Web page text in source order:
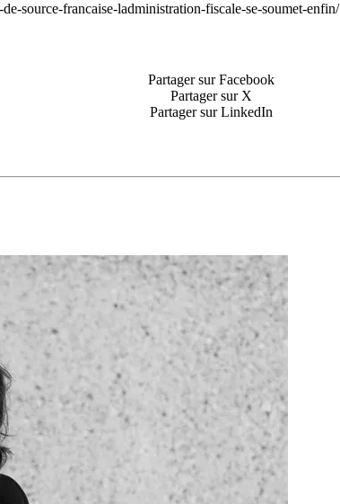
source-francaise-ladministration-fiscale-se-soumet-enfin/
Partager sur Facebook
Partager sur X
Partager sur LinkedIn